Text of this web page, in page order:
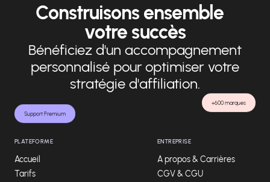
Support Premium
+600 marques
Construisons ensemble
votre succès
Bénéficiez d'un accompagnement
personnalisé pour optimiser votre
stratégie d'affiliation.
PLATEFORME
Accueil
Tarifs
ENTREPRISE
A propos & Carrières
CGV & CGU